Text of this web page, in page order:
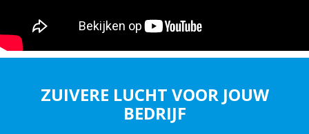
ZUIVERE LUCHT VOOR JOUW
BEDRIJF